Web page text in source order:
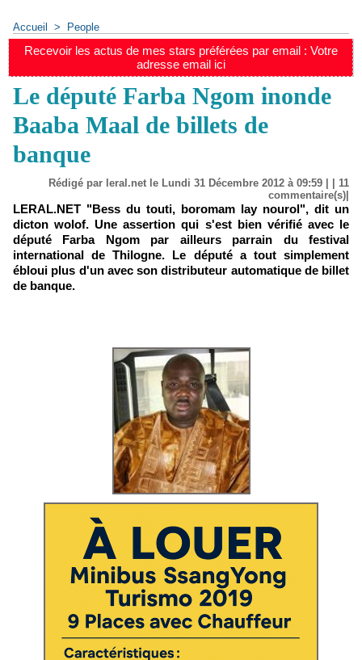
Accueil > People
Recevoir les actus de mes stars préférées par email : Votre
adresse email ici
Le député Farba Ngom inonde
Baaba Maal de billets de
banque
Rédigé par leral.net le Lundi 31 Décembre 2012 à 09:59 | | 11
commentaire(s)|
LERAL.NET "Bess du touti, boromam lay nourol", dit un
dicton wolof. Une assertion qui s'est bien vérifié avec le
député Farba Ngom par ailleurs parrain du festival
international de Thilogne. Le député a tout simplement
ébloui plus d'un avec son distributeur automatique de billet
de banque.